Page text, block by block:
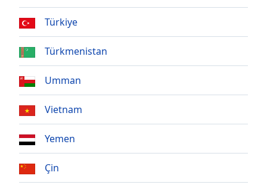
Font
Edge
Style
Family
Türkiye
Türkmenistan
Umman
Vietnam
Yemen
Çin